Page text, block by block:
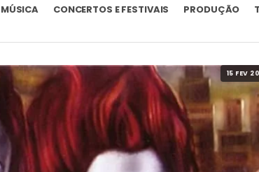
MÚSICA CONCERTOS E FESTIVAIS PRODUÇÃO
15 FEV